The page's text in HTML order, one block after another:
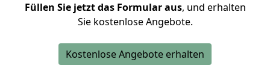
Füllen Sie jetzt das Formular aus, und erhalten
Sie kostenlose Angebote.
Kostenlose Angebote erhalten